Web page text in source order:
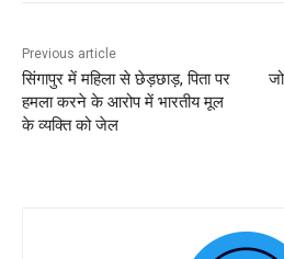
Previous article
सिंगापुर में महिला से छेड़छाड़, पिता पर
हमला करने के आरोप में भारतीय मूल
के व्यक्ति को जेल